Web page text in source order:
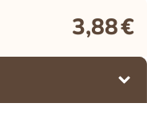
3,88€